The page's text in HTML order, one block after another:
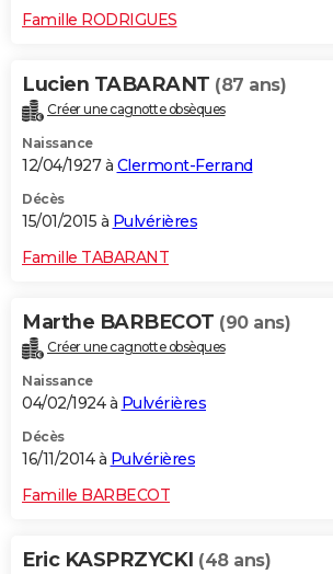
Famille RODRIGUES
Lucien TABARANT (87 ans)
Créer une cagnotte obsèques
Naissance
12/04/1927 à Clermont-Ferrand
Décès
15/01/2015 à Pulvérières
Famille TABARANT
Marthe BARBECOT (90 ans)
Créer une cagnotte obsèques
Naissance
04/02/1924 à Pulvérières
Décès
16/11/2014 à Pulvérières
Famille BARBECOT
Eric KASPRZYCKI (48 ans)